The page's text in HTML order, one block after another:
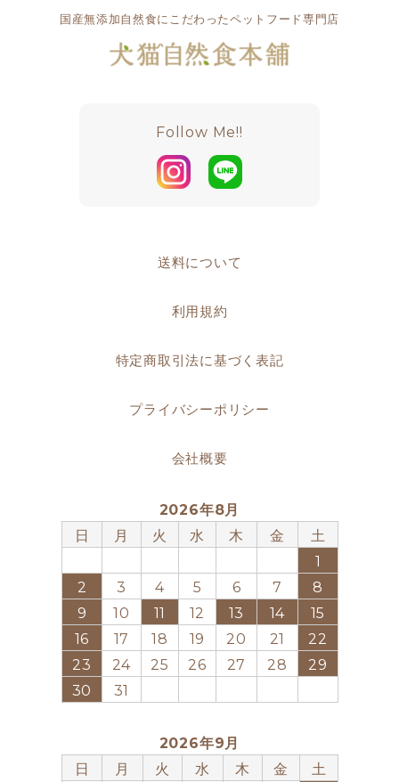
国産無添加自然食にこだわったペットフード専門店
Follow Me!!
送料について
利用規約
特定商取引法に基づく表記
プライバシーポリシー
会社概要
2026年8月
日
月 火 水 木 金
土
1
2
3 4 5 6 7
8
9
10 11 12 13 14
15
16
17 18 19 20 21
22
23
24 25 26 27 28
29
30
31
2026年9月
日
月 火 水 木 金 土